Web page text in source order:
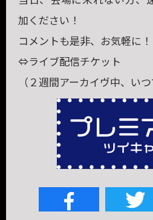
加ください！
コメントも是非、お気軽に！
⇔ライブ配信チケット
（２週間アーカイヴ中、い